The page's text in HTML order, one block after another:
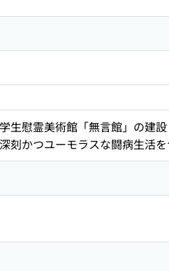
慰霊美術館「無言館」の建
刻かつユーモラスな闘病生活